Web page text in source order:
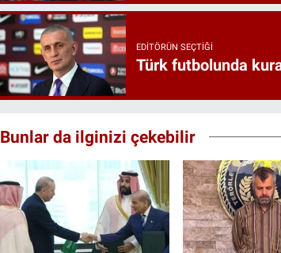
EDITÖRÜN SEÇTIĞI
Türk futbolunda
Bunlar da ilginizi çekebilir